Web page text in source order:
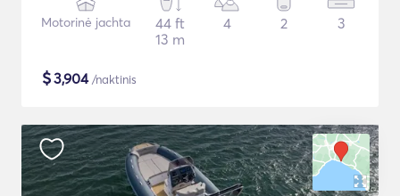
Motorinė jachta
44 ft
13 m
4 2 3
$3,904/naktinis